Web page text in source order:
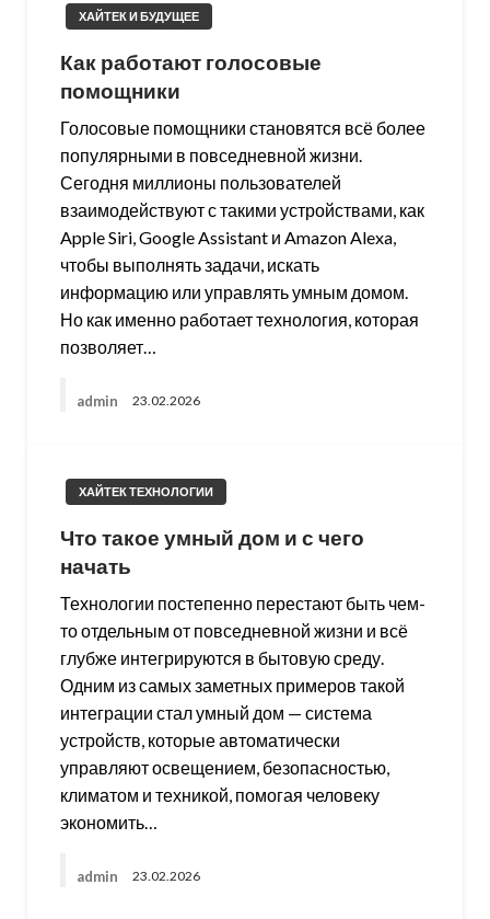
ХАЙТЕК И БУДУЩЕЕ
Как работают голосовые
помощники
Голосовые помощники становятся всё более
популярными в повседневной жизни.
Сегодня миллионы пользователей
взаимодействуют с такими устройствами, как
Apple Siri, Google Assistant и Amazon Alexa,
чтобы выполнять задачи, искать
информацию или управлять умным домом.
Но как именно работает технология, которая
позволяет…
admin 23.02.2026
ХАЙТЕК ТЕХНОЛОГИИ
Что такое умный дом и с чего
начать
Технологии постепенно перестают быть чем-
то отдельным от повседневной жизни и всё
глубже интегрируются в бытовую среду.
Одним из самых заметных примеров такой
интеграции стал умный дом — система
устройств, которые автоматически
управляют освещением, безопасностью,
климатом и техникой, помогая человеку
экономить…
admin 23.02.2026